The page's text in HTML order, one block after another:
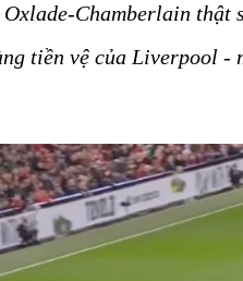
Chamberlain thật
tiền vệ của Liverpool -